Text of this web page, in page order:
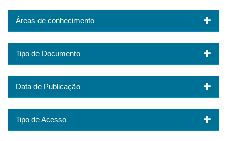
Áreas de conhecimento
Tipo de Documento
Data de Publicação
Tipo de Acesso